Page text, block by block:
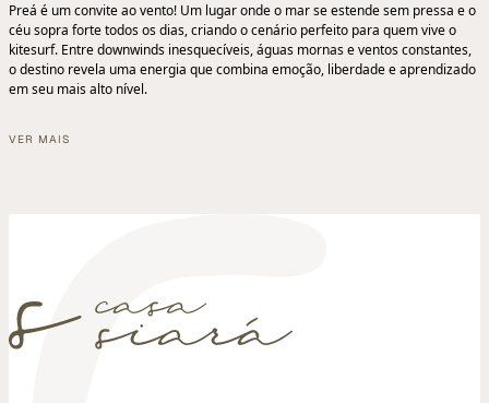
Preá é um convite ao vento! Um lugar onde o mar se estende sem pressa e o
céu sopra forte todos os dias, criando o cenário perfeito para quem vive o
kitesurf. Entre downwinds inesquecíveis, águas mornas e ventos constantes,
o destino revela uma energia que combina emoção, liberdade e aprendizado
em seu mais alto nível.
VER MAIS